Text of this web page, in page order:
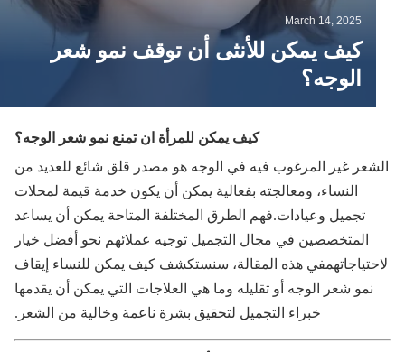
March 14, 2025
كيف يمكن للأنثى أن توقف نمو شعر
الوجه؟
كيف يمكن للمرأة ان تمنع نمو شعر الوجه؟
غير المرغوب فيه في الوجه هو مصدر قلق شائع للعديد من
النساء، ومعالجته بفعالية يمكن أن يكون خدمة قيمة لمحلات
تجميل وعيادات.فهم الطرق المختلفة المتاحة يمكن أن يساعد
المتخصصين في مجال التجميل توجيه عملائهم نحو أفضل خيار
هذه المقالة، سنستكشف كيف يمكن للنساء إيقاف
نمو شعر الوجه أو تقليله وما هي العلاجات التي يمكن أن يقدمها
خبراء التجميل لتحقيق بشرة ناعمة وخالية من الشعر.